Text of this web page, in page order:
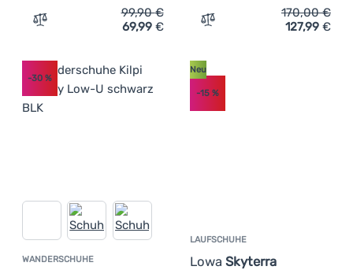
Zum Vergleich 'Damen Trekkingschuhe Kilpi Mounty
99,90€
69,99 € Zum Vergleich
170,00€
127,99 €
WANDERSCHUHE Kundenbewertung
-30 %
LAUFSCHUHE
Lowa Skyterra
Neu
-15%